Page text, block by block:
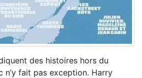
des histoires hors du
n’y fait pas exception. Harry